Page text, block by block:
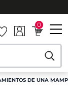
0
DE UNA